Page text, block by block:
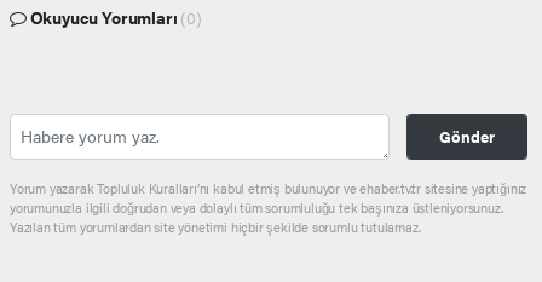
Okuyucu Yorumları (0)
Gönder
Yorum yazarak Topluluk Kuralları’nı kabul etmiş bulunuyor ve ehaber.tv.tr sitesine yaptığınız
yorumunuzla ilgili doğrudan veya dolaylı tüm sorumluluğu tek başınıza üstleniyorsunuz.
Yazılan tüm yorumlardan site yönetimi hiçbir şekilde sorumlu tutulamaz.